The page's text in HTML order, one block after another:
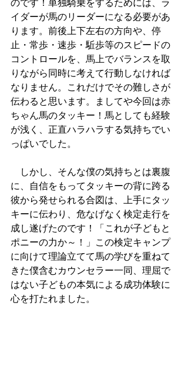
のです！単独騎乗をするためには、ラ
イダーが馬のリーダーになる必要があ
ります。前後上下左右の方向や、停
止・常歩・速歩・駈歩等のスピードの
コントロールを、馬上でバランスを取
りながら同時に考えて行動しなければ
なりません。これだけでその難しさが
伝わると思います。ましてや今回は赤
ちゃん馬のタッキー！馬としても経験
が浅く、正直ハラハラする気持ちでい
っぱいでした。
しかし、そんな僕の気持ちとは裏腹
に、自信をもってタッキーの背に跨る
彼から発せられる合図は、上手にタッ
キーに伝わり、危なげなく検定走行を
成し遂げたのです！「これが子どもと
ポニーの力か～！」この検定キャンプ
に向けて理論立てて馬の学びを重ねて
きた僕含むカウンセラー一同、理屈で
はない子どもの本気による成功体験に
心を打たれました。